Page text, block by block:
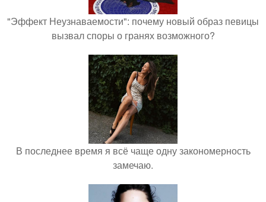
"Эффект Неузнаваемости": почему новый образ певицы
вызвал споры о гранях возможного?
В последнее время я всё чаще одну закономерность
замечаю.